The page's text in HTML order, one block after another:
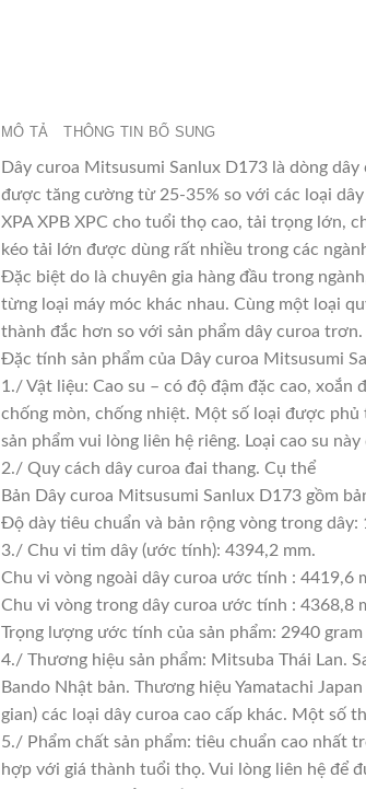
MÔ TẢ THÔNG TIN BỔ SUNG
Dây curoa Mitsusumi Sanlux D173 là dòng
được tăng cường từ 25-35% so với các loại
XPA XPB XPC cho tuổi thọ cao, tải trọng lớn,
kéo tải lớn được dùng rất nhiều trong các
Đặc biệt do là chuyên gia hàng đầu trong
từng loại máy móc khác nhau. Cùng một loại
thành đắc hơn so với sản phẩm dây curoa
Đặc tính sản phẩm của Dây curoa Mitsusumi
1./ Vật liệu: Cao su – có độ đậm đặc cao,
chống mòn, chống nhiệt. Một số loại được
sản phẩm vui lòng liên hệ riêng. Loại cao su
2./ Quy cách dây curoa đai thang. Cụ thể
Bản Dây curoa Mitsusumi Sanlux D173 gồm
Độ dày tiêu chuẩn và bản rộng vòng trong dây:
3./ Chu vi tim dây (ước tính): 4394,2 mm.
Chu vi vòng ngoài dây curoa ước tính : 4419,6
Chu vi vòng trong dây curoa ước tính : 4368,8
Trọng lượng ước tính của sản phẩm: 2940 gram
4./ Thương hiệu sản phẩm: Mitsuba Thái Lan.
Bando Nhật bản. Thương hiệu Yamatachi
gian) các loại dây curoa cao cấp khác. Một số
5./ Phẩm chất sản phẩm: tiêu chuẩn cao nhất
hợp với giá thành tuổi thọ. Vui lòng liên hệ để